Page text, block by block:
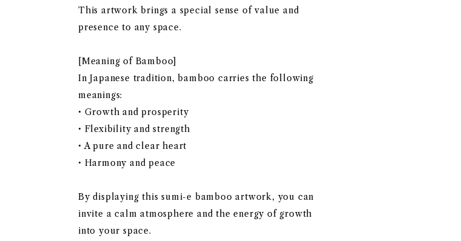
This artwork brings a special sense of value and
presence to any space.
[Meaning of Bamboo]
In Japanese tradition, bamboo carries the following
meanings:
• Growth and prosperity
• Flexibility and strength
• A pure and clear heart
• Harmony and peace
By displaying this sumi-e bamboo artwork, you can
invite a calm atmosphere and the energy of growth
into your space.